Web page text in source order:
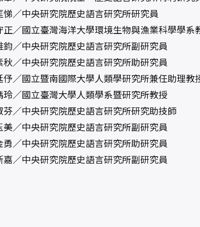
悌／中央研究院歷史語言研究所研究員
正／國立臺灣海洋大學環境生物與漁業科學學系
鈞／中央研究院歷史語言研究所副研究員
秋／中央研究院歷史語言研究所助研究員
伃／國立暨南國際大學人類學研究所兼任助理教
玲／國立臺灣大學人類學系暨研究所教授
芬／中央研究院歷史語言研究所研究助技師
美／中央研究院歷史語言研究所副研究員
勇／中央研究院歷史語言研究所助研究員
嘉／中央研究院歷史語言研究所副研究員